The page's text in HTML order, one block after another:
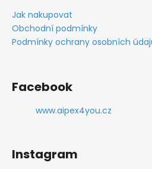
Jak nakupovat
Obchodní podmínky
Podmínky ochrany osobních
Facebook
www.aipex4you.cz
Instagram